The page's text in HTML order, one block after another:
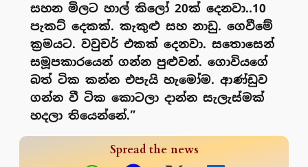
සහන මිලට හාල් කිලෝ 20ක් දෙනවා..10
පැකට් දෙකක්. කැකුළු සහ නාඩු. ගෙවීමේ
ක්‍රමයට. වවුචර් එකක් දෙනවා. සතොසෙන්
සමූපකාරයෙන් ගන්න පුළුවන්. ගොවියගේ
බත් ටික කන්න එපැයි හැමෝම. ආණ්ඩුව
ගන්න වී ටික කොටලා දාන්න සැලැස්මක්
හදලා තියෙන්නේ.”
Spread the news